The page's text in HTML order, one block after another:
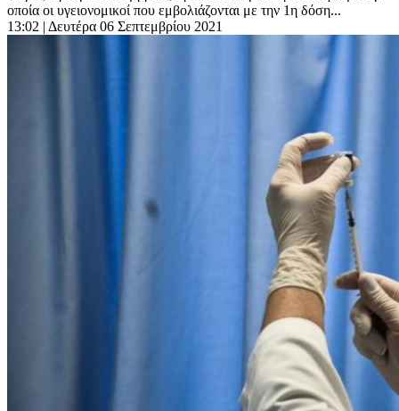
οποία οι υγειονομικοί που εμβολιάζονται με την 1η δόση...
13:02 | Δευτέρα 06 Σεπτεμβρίου 2021